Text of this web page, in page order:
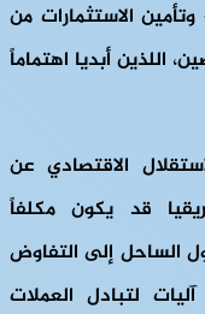
الاستثمارات من
اللذين أبديا اهتماماً
الاقتصادي عن
قد يكون مكلفاً
الساحل إلى التفاوض
لتبادل العملات